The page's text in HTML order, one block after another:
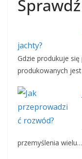
jachty?
Gdzie produkuje
produkowanych
przemyślenia wielu…